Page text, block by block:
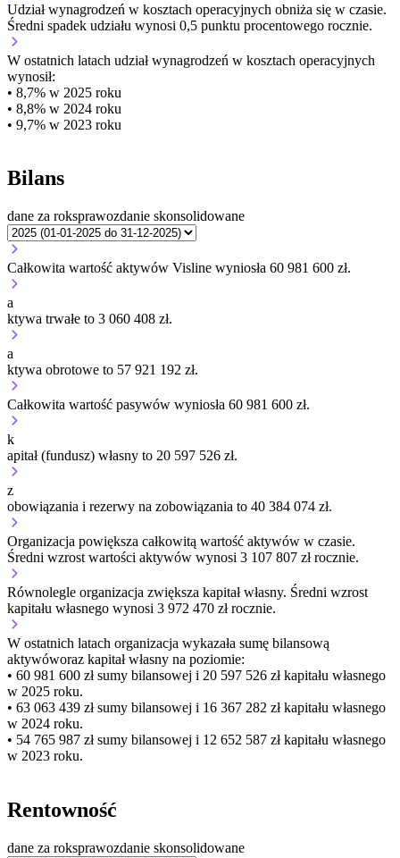
Udział wynagrodzeń w kosztach operacyjnych obniża się w czasie.
Średni spadek udziału wynosi 0,5 punktu procentowego rocznie.
W ostatnich latach udział wynagrodzeń w kosztach operacyjnych
wynosił:
• 8,7% w 2025 roku
• 8,8% w 2024 roku
• 9,7% w 2023 roku
Bilans
dane za roksprawozdanie skonsolidowane
Całkowita wartość aktywów Visline wyniosła 60 981 600 zł.
a
ktywa trwałe to 3 060 408 zł.
a
ktywa obrotowe to 57 921 192 zł.
Całkowita wartość pasywów wyniosła 60 981 600 zł.
k
apitał (fundusz) własny to 20 597 526 zł.
z
obowiązania i rezerwy na zobowiązania to 40 384 074 zł.
Organizacja powiększa całkowitą wartość aktywów w czasie.
Średni wzrost wartości aktywów wynosi 3 107 807 zł rocznie.
Równolegle organizacja zwiększa kapitał własny. Średni wzrost
kapitału własnego wynosi 3 972 470 zł rocznie.
W ostatnich latach organizacja wykazała sumę bilansową
aktywóworaz kapitał własny na poziomie:
• 60 981 600 złsumy bilansowej i 20 597 526 zł kapitału własnego
w 2025 roku.
• 63 063 439 złsumy bilansowej i 16 367 282 zł kapitału własnego
w 2024 roku.
• 54 765 987 złsumy bilansowej i 12 652 587 zł kapitału własnego
w 2023 roku.
Rentowność
dane za roksprawozdanie skonsolidowane